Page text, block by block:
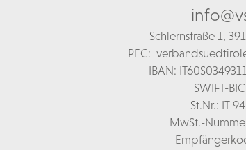
Schlernstraße 1,
PEC:
IBAN:
SWIFT-
St.Nr.: IT
MwSt.-